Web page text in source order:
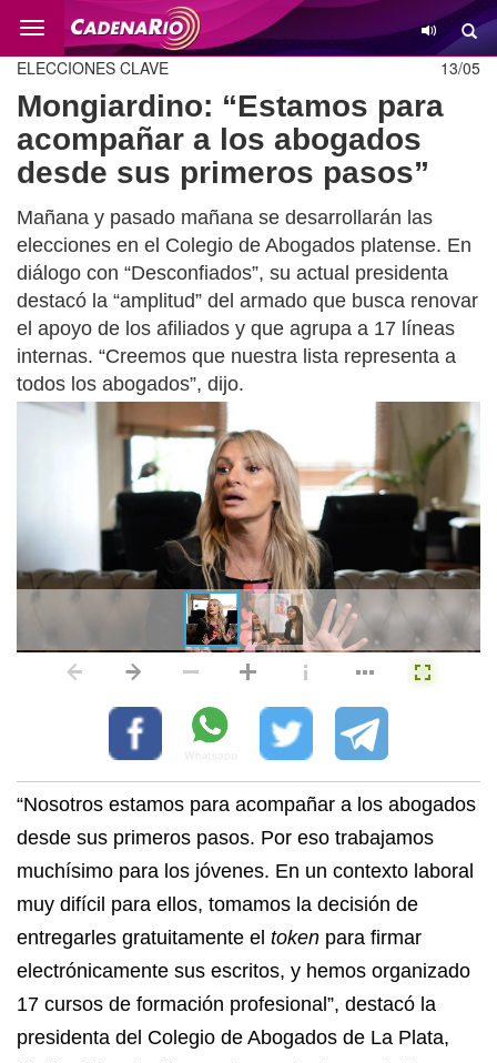
Cambio
13/05
ELECCIONES CLAVE
Mongiardino: “Estamos para
acompañar a los abogados
desde sus primeros pasos”
Mañana y pasado mañana se desarrollarán las
elecciones en el Colegio de Abogados platense. En
diálogo con “Desconfiados”, su actual presidenta
destacó la “amplitud” del armado que busca renovar
el apoyo de los afiliados y que agrupa a 17 líneas
internas. “Creemos que nuestra lista representa a
todos los abogados”, dijo.
“Nosotros estamos para acompañar a los abogados
desde sus primeros pasos. Por eso trabajamos
muchísimo para los jóvenes. En un contexto laboral
muy difícil para ellos, tomamos la decisión de
entregarles gratuitamente el token para firmar
electrónicamente sus escritos, y hemos organizado
17 cursos de formación profesional”, destacó la
presidenta del Colegio de Abogados de La Plata,